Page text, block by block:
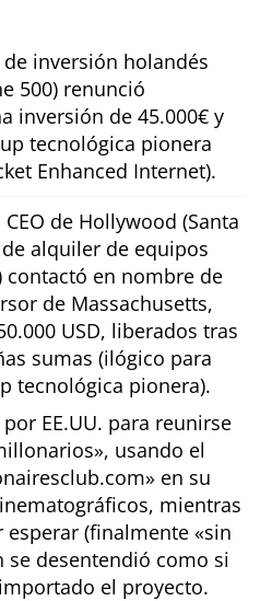
de inversión holandés
500) renunció
inversión de 45.000€ y
tecnológica pionera
Enhanced Internet).
de Hollywood (Santa
alquiler de equipos
contactó en nombre de
de Massachusetts,
USD, liberados tras
sumas (ilógico para
tecnológica pionera).
EE.UU. para reunirse
, usando el
en su
mientras
esperar (finalmente
sin
se desentendió como si
el proyecto.